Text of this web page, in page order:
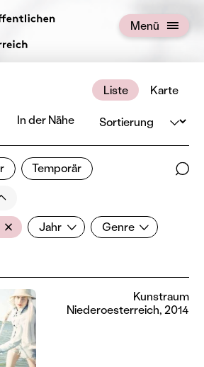
Menü
Menü öffnen
Liste Karte
In der Nähe Sortierung
Temporär
JahrJahr Genre
Genre
Kunstraum
Niederoesterreich, 2014